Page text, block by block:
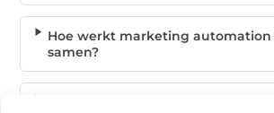
Hoe werkt marketing automation
samen?